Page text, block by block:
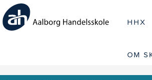
HHX
OM